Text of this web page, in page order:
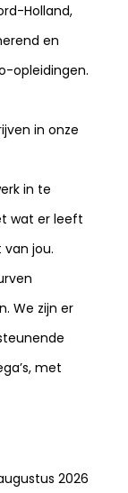
Holland,
en
opleidingen.
in onze
in te
wat er leeft
jou.
We zijn er
met
2026